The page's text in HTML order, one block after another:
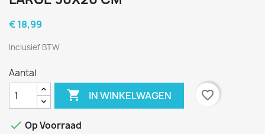
€ 18,99
Inclusief BTW
Aantal
 IN WINKELWAGEN favorite_border
 Op Voorraad